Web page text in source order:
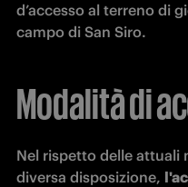
d’accesso al terreno di
campo di San Siro.
Modalità di
Nel rispetto delle attuali
diversa disposizione,